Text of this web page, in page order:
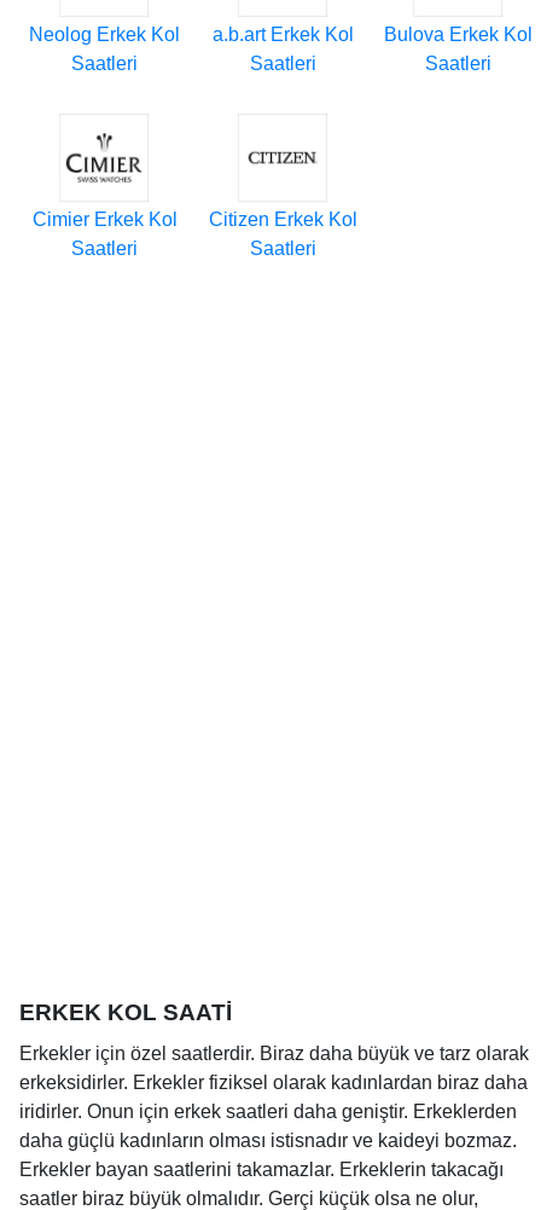
Neolog Erkek Kol
Saatleri
a.b.art Erkek Kol
Saatleri
Bulova Erkek Kol
Saatleri
Cimier Erkek Kol
Saatleri
Citizen Erkek Kol
Saatleri
ERKEK KOL SAATİ
Erkekler için özel saatlerdir. Biraz daha büyük ve tarz olarak
erkeksidirler. Erkekler fiziksel olarak kadınlardan biraz daha
iridirler. Onun için erkek saatleri daha geniştir. Erkeklerden
daha güçlü kadınların olması istisnadır ve kaideyi bozmaz.
Erkekler bayan saatlerini takamazlar. Erkeklerin takacağı
saatler biraz büyük olmalıdır. Gerçi küçük olsa ne olur,